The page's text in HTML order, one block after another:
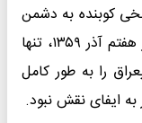
۱۴۰ فروندی، پاسخی کوبنده به دشمن
داد و نیروی دریایی در عملیات مروارید در هفتم آذر ۱۳۵۹، تنها
را به طور کامل
ایفای نقش نبود.